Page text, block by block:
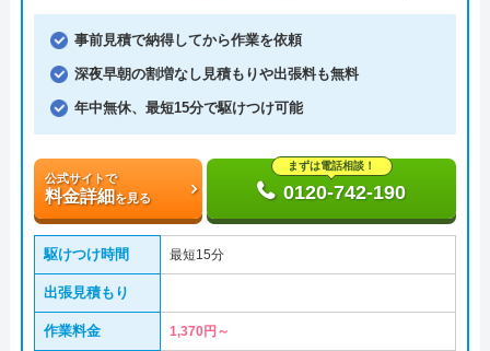
事前見積で納得してから作業を依頼
深夜早朝の割増なし見積もりや出張料も無料
年中無休、最短15分で駆けつけ可能
公式サイトで
料金詳細を見る
まずは電話相談！
0120-742-190
駆けつけ時間 最短15分
出張見積もり
作業料金 1,370円～